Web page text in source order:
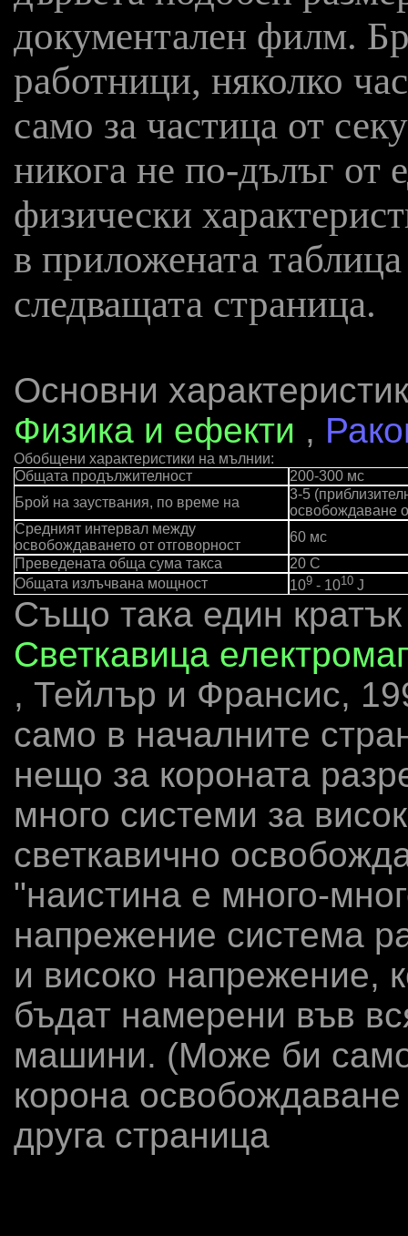
документален филм.
работници, няколко
само за частица от
никога не по-дълъг от
физически
в приложената
следващата страница.
Основни
Физика и ефекти ,
Обобщени характеристики на мълнии:
Общата продължителност
200-300 мс
Брой на зауствания, по време на
3-5
освобождаване
Средният интервал между
освобождаването от отговорност
60 мс
Преведената обща сума такса
20 C
Общата излъчвана мощност
109 - 1010 J
Също така един кратък
Светкавица
, Тейлър и Франсис,
само в началните
нещо за короната
много системи за
светкавично
"наистина е много-
напрежение система
и високо напрежение,
бъдат намерени във
машини. (Може би
корона освобождаване
друга страница